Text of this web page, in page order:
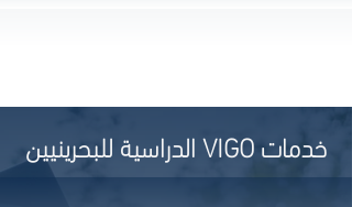
خدمات VIGO الدراسية للبحرينيين